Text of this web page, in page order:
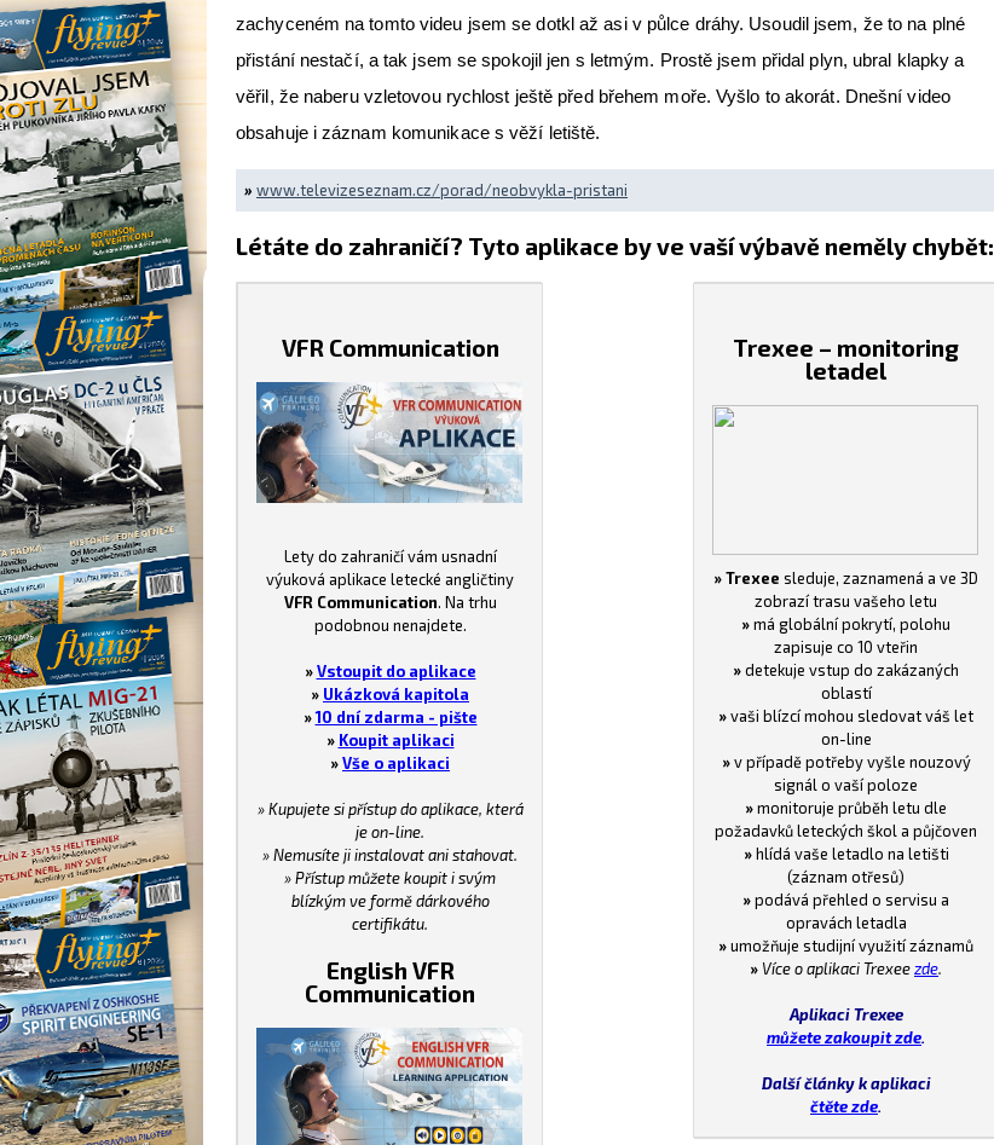
zachyceném na tomto videu jsem se dotkl až asi v půlce dráhy. Usoudil jsem, že to na plné
přistání nestačí, a tak jsem se spokojil jen s letmým. Prostě jsem přidal plyn, ubral klapky a
věřil, že naberu vzletovou rychlost ještě před břehem moře. Vyšlo to akorát. Dnešní video
obsahuje i záznam komunikace s věží letiště.
» www.televizeseznam.cz/porad/neobvykla-pristani
Létáte do zahraničí? Tyto aplikace by ve vaší výbavě neměly chybět:
VFR Communication
Lety do zahraničí vám usnadní
výuková aplikace letecké angličtiny
VFR Communication. Na trhu
podobnou nenajdete.
» Vstoupit do aplikace
» Ukázková kapitola
»10 dní zdarma - pište
» Koupit aplikaci
»Vše o aplikaci
» Kupujete si přístup do aplikace, která
je on-line.
» Nemusíte ji instalovat ani stahovat.
» Přístup můžete koupit i svým
blízkým ve formě dárkového
certifikátu.
English VFR
Communication
Trexee – monitoring
letadel
» Trexee sleduje, zaznamená a ve 3D
zobrazí trasu vašeho letu
»má globální pokrytí, polohu
zapisuje co 10 vteřin
»detekuje vstup do zakázaných
oblastí
»vaši blízcí mohou sledovat váš let
on-line
»v případě potřeby vyšle nouzový
signál o vaší poloze
»monitoruje průběh letu dle
požadavků leteckých škol a půjčoven
»hlídá vaše letadlo na letišti
(záznam otřesů)
»podává přehled o servisu a
opravách letadla
»umožňuje studijní využití záznamů
» Více o aplikaci Trexeezde.
Aplikaci Trexee
můžete zakoupit zde.
Další články k aplikaci
čtěte zde.